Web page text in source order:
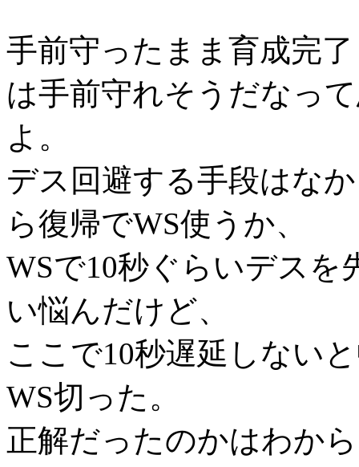
手前守ったまま育成完
は手前守れそうだなっ
よ。
デス回避する手段はな
ら復帰でWS使うか、
WSで10秒ぐらいデスを
い悩んだけど、
ここで10秒遅延しない
WS切った。
正解だったのかはわか